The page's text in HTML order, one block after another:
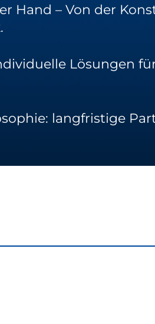
Hand – Von der
Lösungen
langfristige